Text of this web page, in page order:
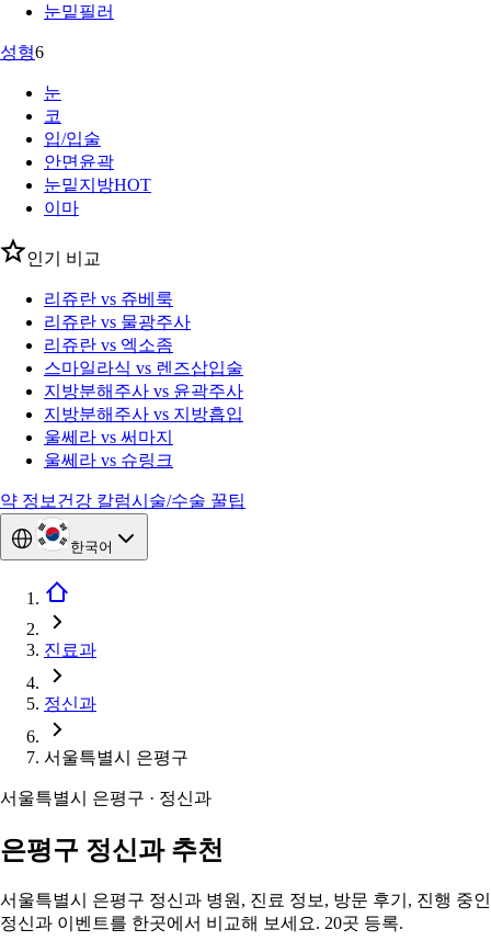
눈밑필러
성형6
눈
코
입/입술
안면윤곽
눈밑지방HOT
이마
인기 비교
리쥬란 vs 쥬베룩
리쥬란 vs 물광주사
리쥬란 vs 엑소좀
스마일라식 vs 렌즈삽입술
지방분해주사 vs 윤곽주사
지방분해주사 vs 지방흡입
울쎄라 vs 써마지
울쎄라 vs 슈링크
약 정보 건강 칼럼시술/수술 꿀팁
한국어
진료과
정신과
서울특별시 은평구
서울특별시 은평구 · 정신과
은평구 정신과 추천
서울특별시 은평구 정신과 병원, 진료 정보, 방문 후기, 진행 중인
정신과 이벤트를 한곳에서 비교해 보세요. 20곳 등록.